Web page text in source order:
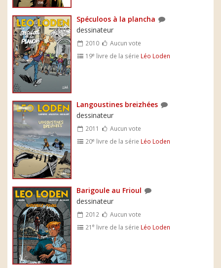
Spéculoos à la plancha
dessinateur
2010
Aucun vote
19e livre de la série Léo Loden
Langoustines breizhées
dessinateur
2011
Aucun vote
20e livre de la série Léo Loden
Barigoule au Frioul
dessinateur
2012
Aucun vote
21e livre de la série Léo Loden